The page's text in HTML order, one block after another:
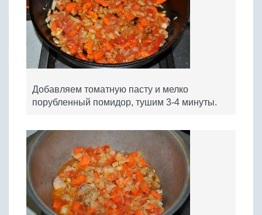
Добавляем томатную пасту и мелко
порубленный помидор, тушим 3-4 минуты.